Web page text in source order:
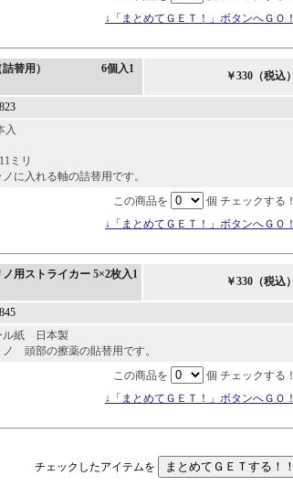
↓「まとめてＧＥＴ！」ボタンへＧＯ！
（詰替用） 6個入1
￥330（税込）
入
ミリ
に入れる軸の詰替用です。
この商品を
個 チェックする！
↓「まとめてＧＥＴ！」ボタンへＧＯ！
用ストライカー 5×2枚入1
￥330（税込）
ル紙 日本製
頭部の擦薬の貼替用です。
この商品を
個 チェックする！
↓「まとめてＧＥＴ！」ボタンへＧＯ！
チェックしたアイテムを